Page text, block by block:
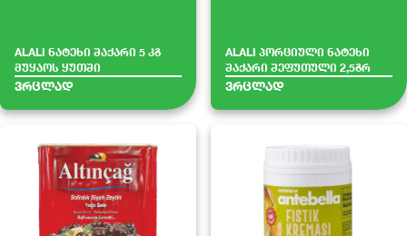
ALALI ნატეხი შაქარი 5 კგ
მუყაოს ყუთში
ვრცლად
ALALI პორციული ნატეხი
შაქარი შეფუთული 2,5გრ
ვრცლად